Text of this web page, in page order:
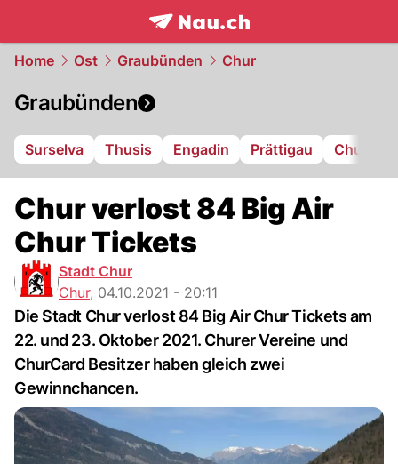
frontpage.NAU.ch
Home Ost Graubünden Chur
Graubünden
Surselva Thusis Engadin Prättigau Chur
Chur verlost 84 Big Air
Chur Tickets
Stadt Chur
Chur, 04.10.2021 - 20:11
Die Stadt Chur verlost 84 Big Air Chur Tickets am
22. und 23. Oktober 2021. Churer Vereine und
ChurCard Besitzer haben gleich zwei
Gewinnchancen.